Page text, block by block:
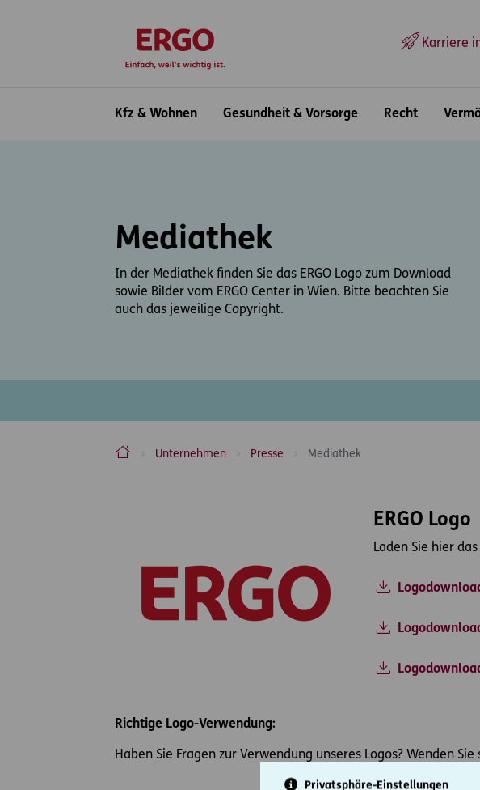
Privatsphäre-Einstellungen
Karriere
Kfz & Wohnen
Gesundheit & Vorsorge Recht
Mediathek
In der Mediathek finden Sie das ERGO Logo zum Download
sowie Bilder vom ERGO Center in Wien. Bitte beachten Sie
auch das jeweilige Copyright.
ERGO Versicherung Aktiengesellschaft
Unternehmen Presse Mediathek
ERGO Logo
Laden Sie hier
Richtige Logo-Verwendung:
Haben Sie Fragen zur Verwendung unseres Logos? Wenden